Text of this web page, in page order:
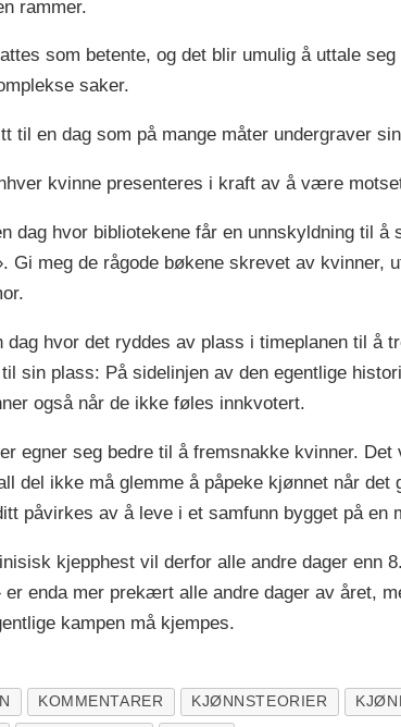
rammer.
som betente, og det blir umulig å uttale
saker.
til en dag som på mange måter undergraver
kvinne presenteres i kraft av å være
dag hvor bibliotekene får en unnskyldning til å
Gi meg de rågode bøkene skrevet av kvinner,
dag hvor det ryddes av plass i timeplanen til å
sin plass: På sidelinjen av den egentlige
også når de ikke føles innkvotert.
egner seg bedre til å fremsnakke kvinner.
del ikke må glemme å påpeke kjønnet når
påvirkes av å leve i et samfunn bygget på en
kjepphest vil derfor alle andre dager
er enda mer prekært alle andre dager av året,
kampen må kjempes.
KOMMENTARER KJØNNSTEORIER